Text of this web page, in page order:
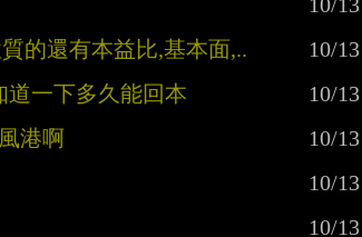
的還有本益比,基本面,..
道一下多久能回本
港啊